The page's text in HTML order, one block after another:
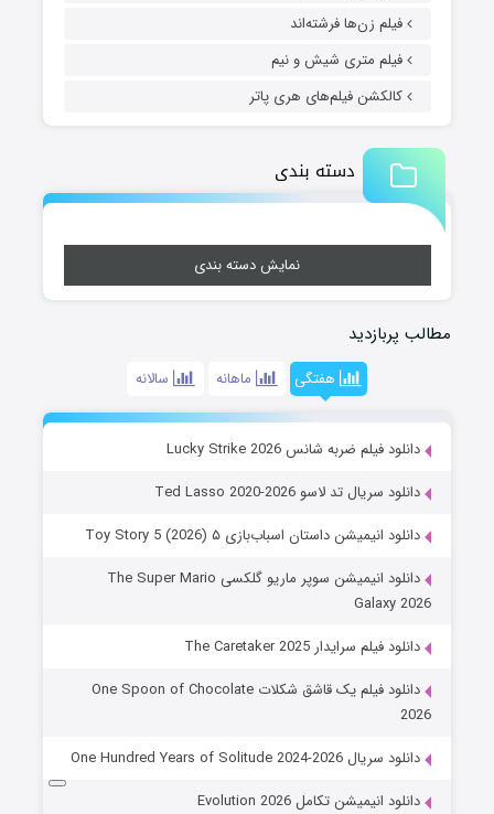
فیلم زن‌ها فرشته‌اند
فیلم متری شیش و نیم
کالکشن فیلم‌های هری پاتر
دسته بندی
نمایش دسته بندی
مطالب پربازدید
هفتگی ماهانه سالانه
دانلود فیلم ضربه شانس Lucky Strike 2026
دانلود سریال تد لاسو Ted Lasso 2020-2026
دانلود انیمیشن داستان اسباب‌بازی ۵ Toy Story 5 (2026)
دانلود انیمیشن سوپر ماریو گلکسی The Super Mario
Galaxy 2026
دانلود فیلم سرایدار The Caretaker 2025
دانلود فیلم یک قاشق شکلات One Spoon of Chocolate
2026
دانلود سریال One Hundred Years of Solitude 2024-2026
دانلود انیمیشن تکامل Evolution 2026